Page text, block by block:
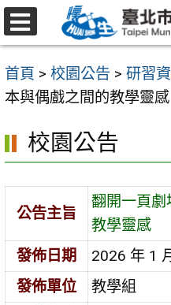
跳
至
要
內
區
首頁 > 校園公告 > 研習
本與偶戲之間的教學靈感
校園公告
公告主旨
翻開一頁劇
教學靈感
發佈日期
2026 年 1
發佈單位
教學組
選
單